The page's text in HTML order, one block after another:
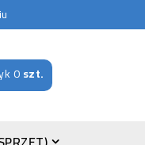
0szt.